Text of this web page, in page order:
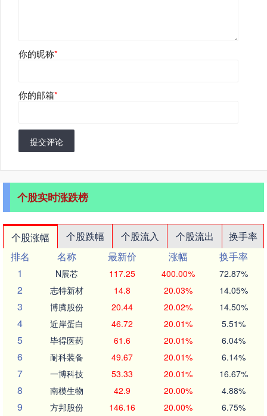
你的昵称*
你的邮箱*
提交评论
个股实时涨跌榜
个股涨幅 个股跌幅 个股流入 个股流出
换手率
排名
名称 最新价 涨幅
换手率
1
N展芯 117.25 400.00% 72.87%
2 志特新材 14.8 20.03% 14.05%
3 博腾股份 20.44 20.02% 14.50%
4 近岸蛋白 46.72 20.01% 5.51%
5 毕得医药 61.6 20.01% 6.04%
6 耐科装备 49.67 20.01% 6.14%
7 一博科技 53.33 20.01% 16.67%
8 南模生物 42.9 20.00% 4.88%
9 方邦股份 146.16 20.00% 6.75%